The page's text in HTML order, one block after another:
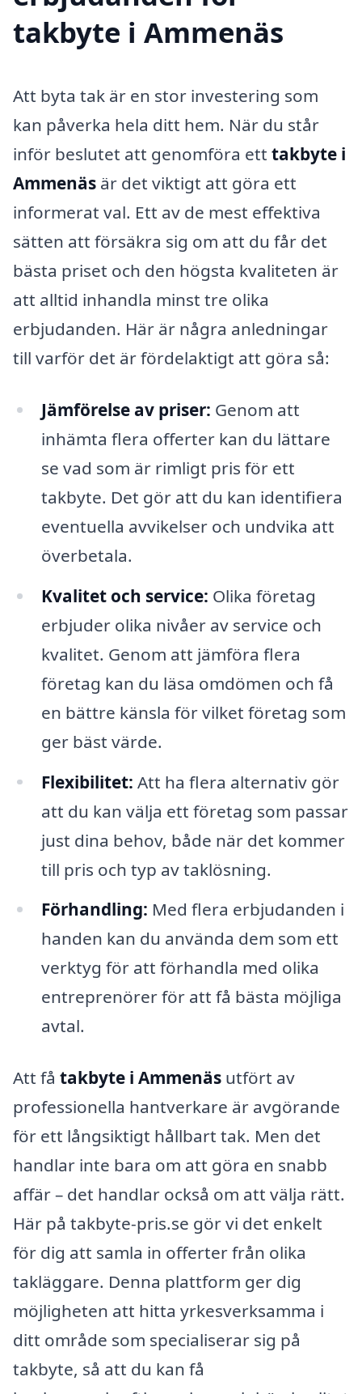
takbyte i Ammenäs
Att byta tak är en stor investering som
kan påverka hela ditt hem. När du står
inför beslutet att genomföra ett takbyte i
Ammenäs är det viktigt att göra ett
informerat val. Ett av de mest effektiva
sätten att försäkra sig om att du får det
bästa priset och den högsta kvaliteten är
att alltid inhandla minst tre olika
erbjudanden. Här är några anledningar
till varför det är fördelaktigt att göra så:
Jämförelse av priser: Genom att
inhämta flera offerter kan du lättare
se vad som är rimligt pris för ett
takbyte. Det gör att du kan identifiera
eventuella avvikelser och undvika att
överbetala.
Kvalitet och service: Olika företag
erbjuder olika nivåer av service och
kvalitet. Genom att jämföra flera
företag kan du läsa omdömen och få
en bättre känsla för vilket företag som
ger bäst värde.
Flexibilitet: Att ha flera alternativ gör
att du kan välja ett företag som passar
just dina behov, både när det kommer
till pris och typ av taklösning.
Förhandling: Med flera erbjudanden i
handen kan du använda dem som ett
verktyg för att förhandla med olika
entreprenörer för att få bästa möjliga
avtal.
Att få takbyte i Ammenäs utfört av
professionella hantverkare är avgörande
för ett långsiktigt hållbart tak. Men det
handlar inte bara om att göra en snabb
affär – det handlar också om att välja rätt.
Här på takbyte-pris.se gör vi det enkelt
för dig att samla in offerter från olika
takläggare. Denna plattform ger dig
möjligheten att hitta yrkesverksamma i
ditt område som specialiserar sig på
takbyte, så att du kan få